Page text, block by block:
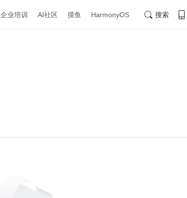
企业培训 AI社区 摸鱼 HarmonyOS 搜索